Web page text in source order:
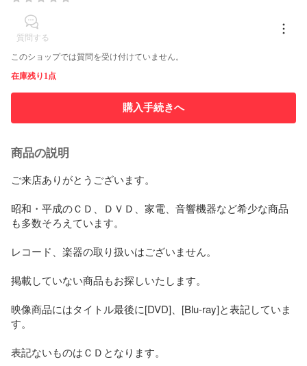
質問する
このショップでは質問を受け付けていません。
在庫残り1点
購入手続きへ
商品の説明
ご来店ありがとうございます。
昭和・平成のＣＤ、ＤＶＤ、家電、音響機器など希少な商品
も多数そろえています。
レコード、楽器の取り扱いはございません。
掲載していない商品もお探しいたします。
映像商品にはタイトル最後に[DVD]、[Blu-ray]と表記していま
す。
表記ないものはＣＤとなります。